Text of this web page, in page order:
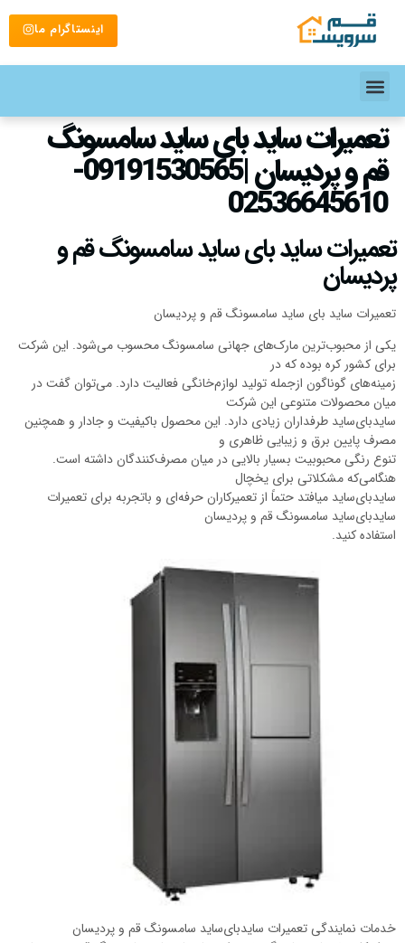
اینستاگرام ما
تعمیرات ساید بای ساید سامسونگ
قم و پردیسان |09191530565-
02536645610
تعمیرات ساید بای ساید سامسونگ قم و
پردیسان
تعمیرات ساید بای ساید سامسونگ قم و پردیسان
یکی از محبوب‌ترین مارک‌های جهانی سامسونگ محسوب می‌شود. این شرکت
برای کشور کره بوده که در
زمینه‌های گوناگون ازجمله تولید لوازم‌خانگی فعالیت دارد. می‌توان گفت در
میان محصولات متنوعی این شرکت
سایدبای‌ساید طرفداران زیادی دارد. این محصول باکیفیت و جادار و همچنین
مصرف پایین برق و زیبایی ظاهری و
تنوع رنگی محبوبیت بسیار بالایی در میان مصرف‌کنندگان داشته است.
هنگامی‌که مشکلاتی برای یخچال
سایدبای‌ساید میافتد حتماً از تعمیرکاران حرفه‌ای و باتجربه برای تعمیرات
سایدبای‌ساید سامسونگ قم و پردیسان
استفاده کنید.
خدمات نمایندگی تعمیرات سایدبای‌ساید سامسونگ قم و پردیسان